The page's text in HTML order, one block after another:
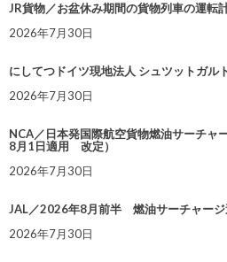
JR貨物／お盆休み期間の貨物列車の運転
2026年7月30日
にしてつドイツ現地法人 シュツットガル
2026年7月30日
NCA／日本発国際航空貨物燃油サーチャ
8月1日適用 改定）
2026年7月30日
JAL／2026年8月前半 燃油サーチャージ
2026年7月30日